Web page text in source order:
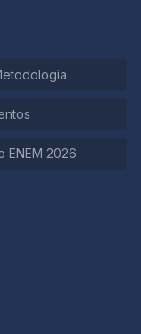
ENEM 2026